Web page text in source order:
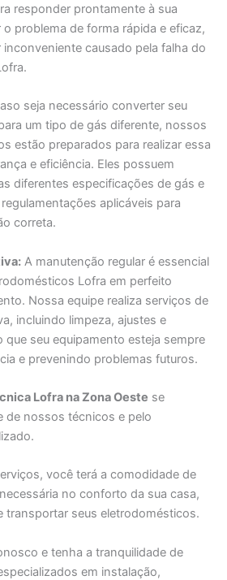
responder prontamente à sua
problema de forma rápida e eficaz,
causado pela falha do
seja necessário converter seu
um tipo de gás diferente, nossos
estão preparados para realizar essa
e eficiência. Eles possuem
diferentes especificações de gás e
aplicáveis para
correta.
A manutenção regular é essencial
Lofra em perfeito
Nossa equipe realiza serviços de
incluindo limpeza, ajustes e
seu equipamento esteja sempre
e prevenindo problemas futuros.
Lofra na Zona Oeste se
de nossos técnicos e pelo
você terá a comodidade de
no conforto da sua casa,
transportar seus eletrodomésticos.
e tenha a tranquilidade de
em instalação,